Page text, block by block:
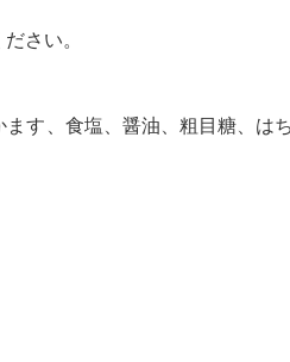
さい。
す、食塩、醤油、粗目糖、は